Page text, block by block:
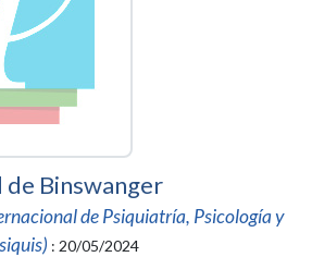
Binswanger
de Psiquiatría, Psicología y
: 20/05/2024